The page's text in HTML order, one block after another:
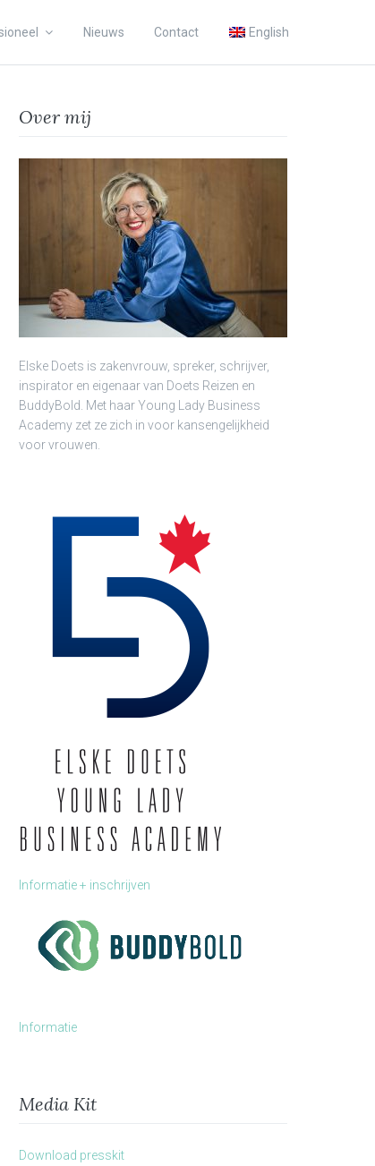
Nieuws Contact English
Over mij
Elske Doets is zakenvrouw, spreker, schrijver,
inspirator en eigenaar van Doets Reizen en
BuddyBold. Met haar Young Lady Business
Academy zet ze zich in voor kansengelijkheid
voor vrouwen.
Informatie + inschrijven
Informatie
Media Kit
Download presskit